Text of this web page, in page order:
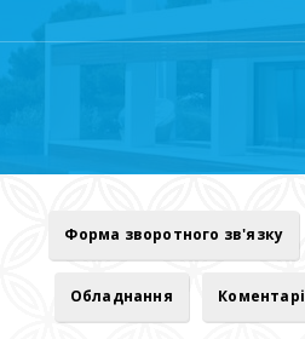
Форма зворотного зв'язку
Обладнання Коментарі